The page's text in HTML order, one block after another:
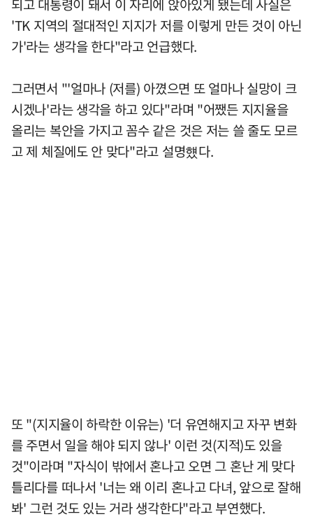
되고 대통령이 돼서 이 자리에 앉아있게 됐는데 사실은
'TK 지역의 절대적인 지지가 저를 이렇게 만든 것이 아닌
가'라는 생각을 한다"라고 언급했다.
그러면서 "'얼마나 (저를) 아꼈으면 또 얼마나 실망이 크
시겠나'라는 생각을 하고 있다"라며 "어쨌든 지지율을
올리는 복안을 가지고 꼼수 같은 것은 저는 쓸 줄도 모르
고 제 체질에도 안 맞다"라고 설명헀다.
또 "(지지율이 하락한 이유는) '더 유연해지고 자꾸 변화
를 주면서 일을 해야 되지 않나' 이런 것(지적)도 있을
것"이라며 "자식이 밖에서 혼나고 오면 그 혼난 게 맞다
틀리다를 떠나서 '너는 왜 이리 혼나고 다녀, 앞으로 잘해
봐' 그런 것도 있는 거라 생각한다"라고 부연했다.